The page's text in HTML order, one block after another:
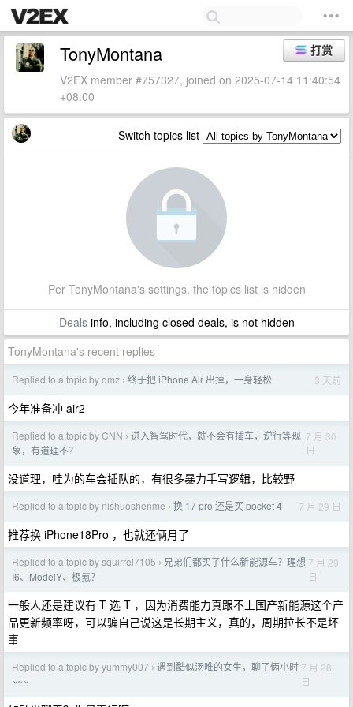
打赏
TonyMontana
V2EX member #757327, joined on 2025-07-14 11:40:54
+08:00
Switch topics list
Per TonyMontana's settings, the topics list is hidden
Dealsinfo, including closed deals, is not hidden
TonyMontana's recent replies
Replied to a topic by omz › 终于把 iPhone Air 出掉，一身轻松 3 天前
今年准备冲 air2
Replied to a topic by CNN › 进入智驾时代，就不会有插车，逆行等现
象，有道理不？
7 月 30
日
没道理，哇为的车会插队的，有很多暴力手写逻辑，比较野
Replied to a topic by nishuoshenme › 换 17 pro 还是买 pocket 4 7 月 29 日
推荐换 iPhone18Pro ，也就还俩月了
Replied to a topic by squirrel7105 › 兄弟们都买了什么新能源车？理想
I6、ModelY、极氪？
7 月 29
日
一般人还是建议有 T 选 T ，因为消费能力真跟不上国产新能源这个产
品更新频率呀，可以骗自己说这是长期主义，真的，周期拉长不是坏
事
Replied to a topic by yummy007 › 遇到酷似汤唯的女生，聊了俩小时
~~~
7 月 28
日